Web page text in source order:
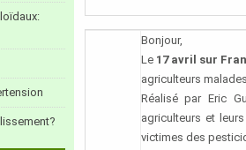
Bonjour,
Le 17 avril sur
agriculteurs
Réalisé par Eric
agriculteurs et
victimes des